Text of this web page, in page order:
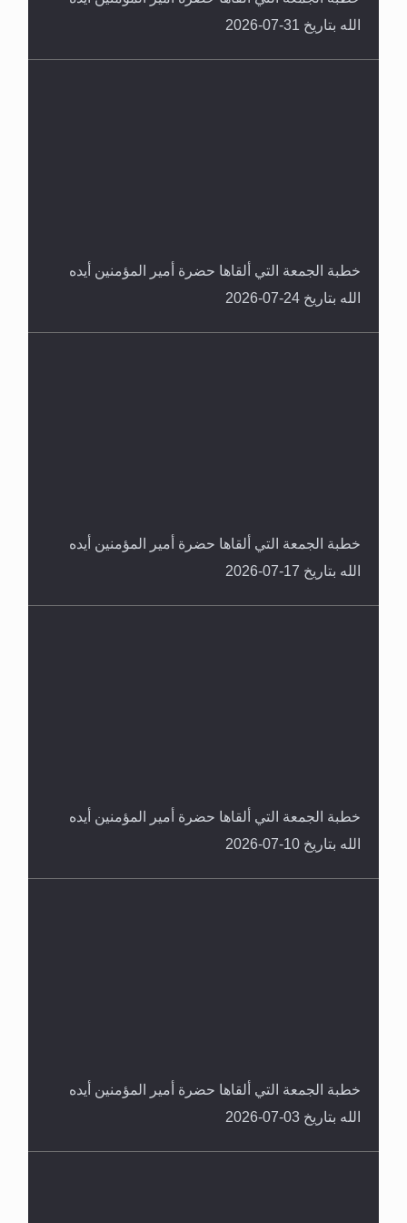
سورة التكوير تُنبئ بزمن بعثة المسيح الموعود عليه
الله بتاريخ 31-07-2026
خطبة الجمعة التي ألقاها حضرة أمير المؤمنين أيده
الله بتاريخ 24-07-2026
خطبة الجمعة التي ألقاها حضرة أمير المؤمنين أيده
الله بتاريخ 17-07-2026
خطبة الجمعة التي ألقاها حضرة أمير المؤمنين أيده
الله بتاريخ 10-07-2026
خطبة الجمعة التي ألقاها حضرة أمير المؤمنين أيده
الله بتاريخ 03-07-2026